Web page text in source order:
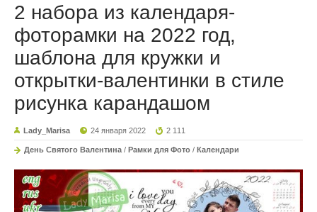
2 набора из календаря-
фоторамки на 2022 год,
шаблона для кружки и
открытки-валентинки в стиле
рисунка карандашом
Lady_Marisa 24 января 2022 2 111
День Святого Валентина / Рамки для Фото / Календари